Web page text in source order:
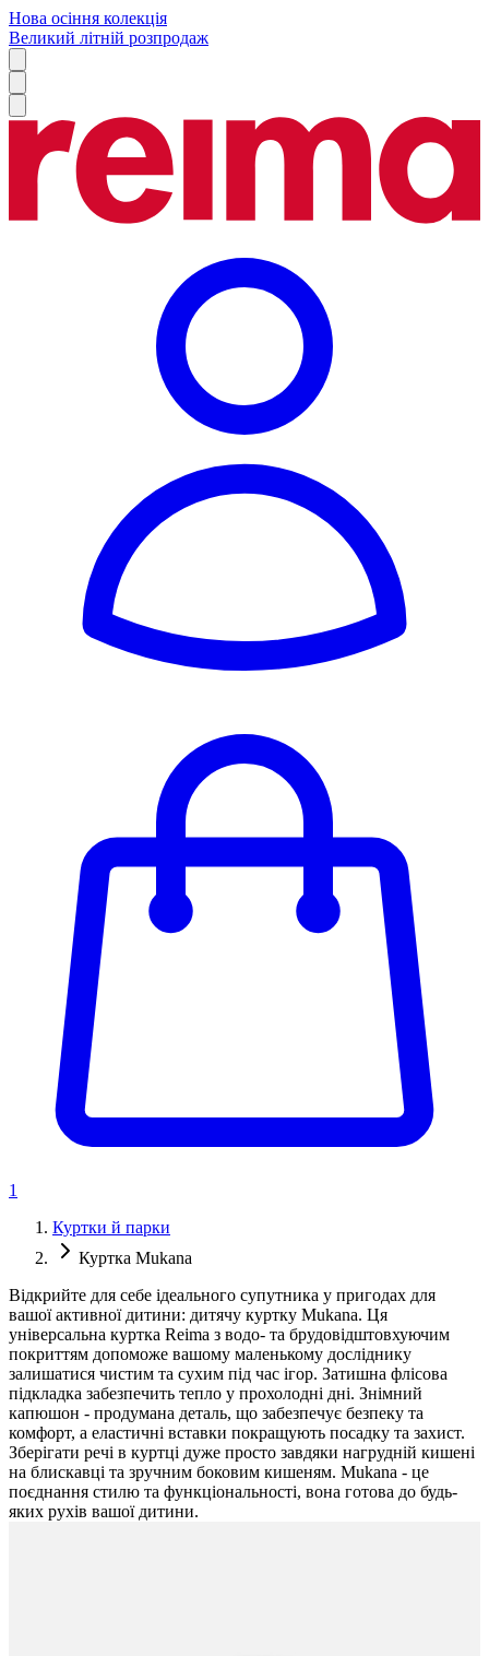
Нова осіння колекція
Великий літній розпродаж
1
Куртки й парки
Куртка Mukana
Відкрийте для себе ідеального супутника у пригодах для
вашої активної дитини: дитячу куртку Mukana. Ця
універсальна куртка Reima з водо- та брудовідштовхуючим
покриттям допоможе вашому маленькому досліднику
залишатися чистим та сухим під час ігор. Затишна флісова
підкладка забезпечить тепло у прохолодні дні. Знімний
капюшон - продумана деталь, що забезпечує безпеку та
комфорт, а еластичні вставки покращують посадку та захист.
Зберігати речі в куртці дуже просто завдяки нагрудній кишені
на блискавці та зручним боковим кишеням. Mukana - це
поєднання стилю та функціональності, вона готова до будь-
яких рухів вашої дитини.